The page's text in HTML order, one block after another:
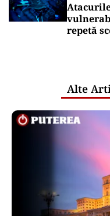
repetă
Alte